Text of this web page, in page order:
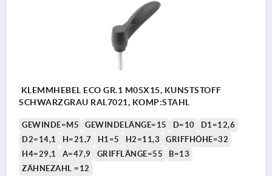
KLEMMHEBEL ECO GR.1 M05X15, KUNSTSTOFF
SCHWARZGRAU RAL7021, KOMP:STAHL
GEWINDE=M5 GEWINDELÄNGE=15 D=10
D1=12,6
D2=14,1
H=21,7 H1=5 H2=11,3
GRIFFHÖHE=32
H4=29,1
A=47,9 GRIFFLÄNGE=55
B=13
ZÄHNEZAHL =12